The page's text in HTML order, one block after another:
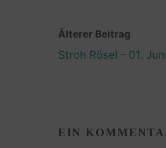
Älterer Beitrag
Stroh Rösel – 01.
EIN